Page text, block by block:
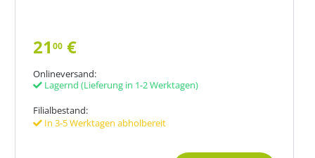
2100 €
Onlineversand:
Lagernd (Lieferung in 1-2 Werktagen)
Filialbestand:
In 3-5 Werktagen abholbereit